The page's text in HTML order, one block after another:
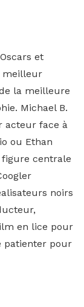
et
meilleur
la meilleure
Michael B.
acteur face à
ou Ethan
centrale
noirs
en lice pour
patienter pour